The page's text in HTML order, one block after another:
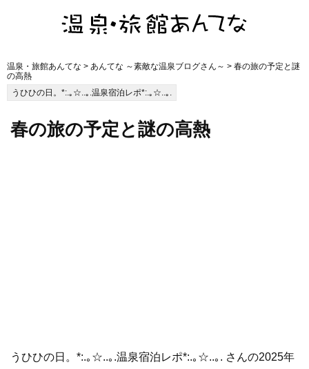
温泉・旅館あんてな > あんてな ～素敵な温泉ブログさん～ > 春の旅の予定と謎
の高熱
うひひの日。*:.｡☆..｡.温泉宿泊レポ*:.｡☆..｡.
春の旅の予定と謎の高熱
うひひの日。*:.｡☆..｡.温泉宿泊レポ*:.｡☆..｡. さんの2025年